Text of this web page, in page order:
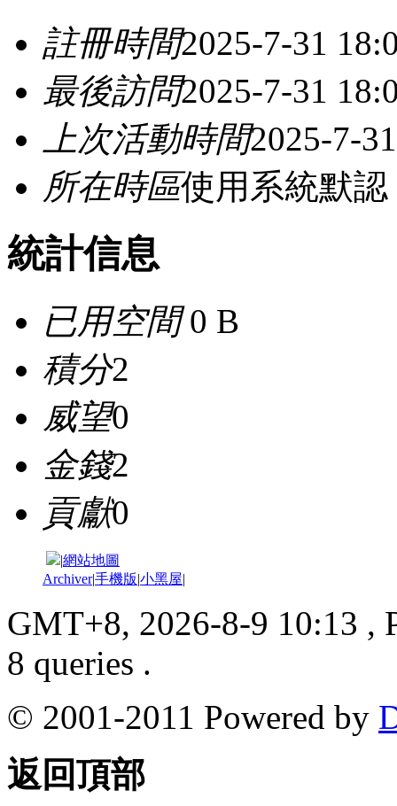
註冊時間2025-7-31
最後訪問2025-7-31
上次活動時間2025-7-
所在時區使用系統默認
統計信息
已用空間0 B
積分2
威望0
金錢2
貢獻0
|網站地圖
Archiver|手機版|小黑屋|
GMT+8, 2026-8-9 10:13 ,
8 queries .
© 2001-2011 Powered by
返回頂部